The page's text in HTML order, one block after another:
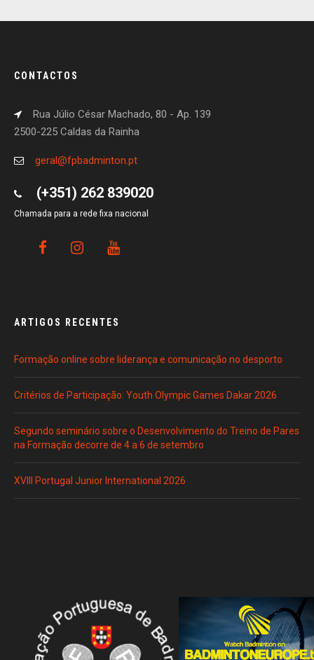
CONTACTOS
Rua Júlio César Machado, 80 - Ap. 139
2500-225 Caldas da Rainha
geral@fpbadminton.pt
(+351) 262 839020
Chamada para a rede fixa nacional
ARTIGOS RECENTES
Formação online sobre liderança e comunicação no desporto
Critérios de Participação: Youth Olympic Games Dakar 2026
Segundo seminário sobre o Desenvolvimento do Treino de Pares
na Formação decorre de 4 a 6 de setembro
XVIII Portugal Junior International 2026